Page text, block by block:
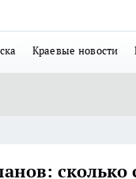
Краевые новости
сколько